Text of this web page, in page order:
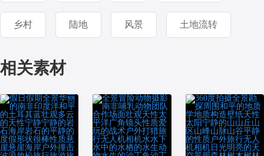
乡村 陆地 风景 土地流转
相关素材